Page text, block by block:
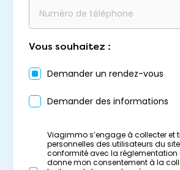
Vous souhaitez :
Demander un rendez-vous
Demander des informations
Viagimmo s’engage à collecter et
personnelles des utilisateurs du
conformité avec la réglementation
donne mon consentement à la